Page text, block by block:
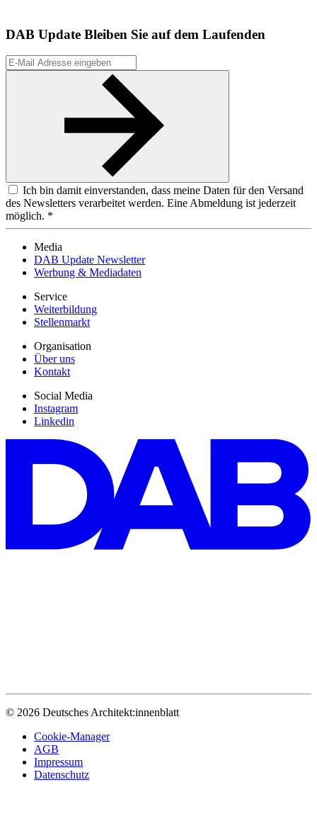
DAB Update Bleiben Sie auf dem Laufenden
Ich bin damit einverstanden, dass meine Daten für den Versand
des Newsletters verarbeitet werden. Eine Abmeldung ist jederzeit
möglich. *
Media
DAB Update Newsletter
Werbung & Mediadaten
Service
Weiterbildung
Stellenmarkt
Organisation
Über uns
Kontakt
Social Media
Instagram
Linkedin
© 2026 Deutsches Architekt:innenblatt
Cookie-Manager
AGB
Impressum
Datenschutz